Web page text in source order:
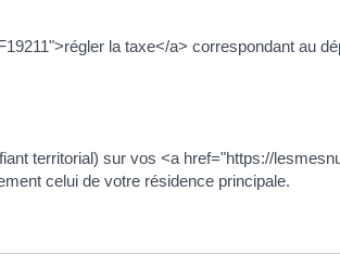
la taxe</a> correspondant au
territorial) sur vos <a href="https://
celui de votre résidence principale.